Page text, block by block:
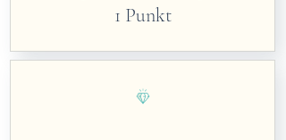
1 Punkt